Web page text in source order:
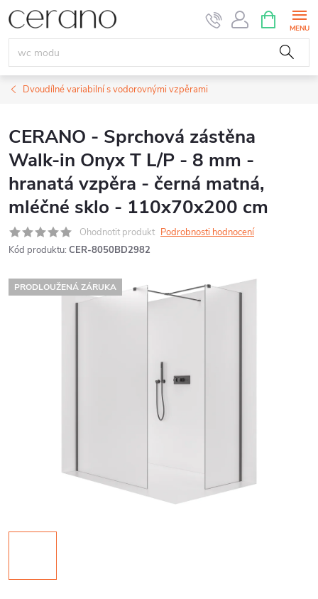
Přejít
na
obsah
NÁKUPNÍ
KOŠÍK
Dvoudílné variabilní s vodorovnými vzpěrami
CERANO - Sprchová zástěna
Walk-in Onyx T L/P - 8 mm -
hranatá vzpěra - černá matná,
mléčné sklo - 110x70x200 cm
Ohodnotit produkt Podrobnosti hodnocení
Kód produktu: CER-8050BD2982
PRODLOUŽENÁ ZÁRUKA